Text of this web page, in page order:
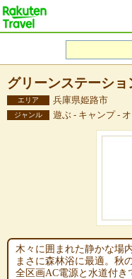
グリーンステーショ
エリア 兵庫県姫路市
ジャンル 遊ぶ - キャンプ -
木々に囲まれた静かな場
まさに森林浴に最適。秋
全区画AC電源と水道付き